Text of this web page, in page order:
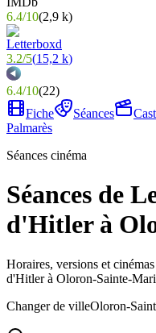
6.4/10(2,9 k)
3.2/5(15,2 k)
6.4/10(22)
Fiche
Séances
Palmarès
Séances cinéma
Séances de
d'Hitler à
Horaires, versions et
d'Hitler à Oloron-Sainte-
Changer de villeOloron-